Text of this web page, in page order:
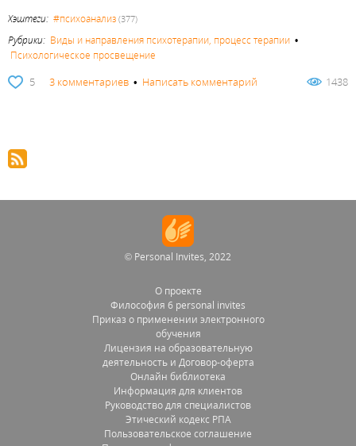
Хэштеги: #психоанализ (377)
Рубрики: Виды и направления психотерапии, процесс терапии •
Психологическое просвещение
5 3 комментариев • Написать комментарий 1438
© Personal Invites, 2022
О проекте
Философия 6 personal invites
Приказ о применении электронного
обучения
Лицензия на образовательную
деятельность и Договор-оферта
Онлайн библиотека
Информация для клиентов
Руководство для специалистов
Этический кодекс РПА
Пользовательское соглашение